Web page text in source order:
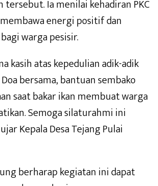
Ia menilai kehadiran PKC
energi positif dan
warga pesisir.
kasih atas kepedulian adik-adik
bersama, bantuan sembako
saat bakar ikan membuat warga
Semoga silaturahmi ini
Kepala Desa Tejang Pulai
berharap kegiatan ini dapat